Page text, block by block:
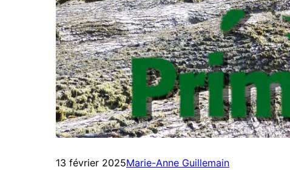
13 février 2025Marie-Anne Guillemain